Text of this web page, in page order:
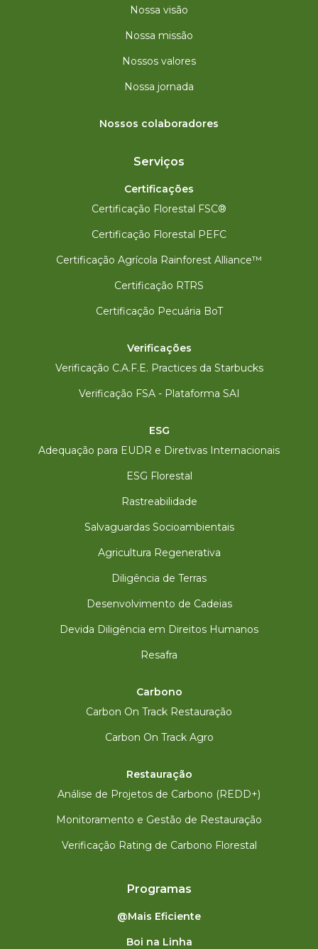
Nossa visão
Nossa missão
Nossos valores
Nossa jornada
Nossos colaboradores
Serviços
Certificações
Certificação Florestal FSC®
Certificação Florestal PEFC
Certificação Agrícola Rainforest Alliance™
Certificação RTRS
Certificação Pecuária BoT
Verificações
Verificação C.A.F.E. Practices da Starbucks
Verificação FSA - Plataforma SAI
ESG
Adequação para EUDR e Diretivas Internacionais
ESG Florestal
Rastreabilidade
Salvaguardas Socioambientais
Agricultura Regenerativa
Diligência de Terras
Desenvolvimento de Cadeias
Devida Diligência em Direitos Humanos
Resafra
Carbono
Carbon On Track Restauração
Carbon On Track Agro
Restauração
Análise de Projetos de Carbono (REDD+)
Monitoramento e Gestão de Restauração
Verificação Rating de Carbono Florestal
Programas
@Mais Eficiente
Boi na Linha